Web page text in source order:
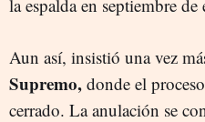
la espalda en septiembre de
Aun así, insistió una vez
Supremo, donde el
cerrado. La anulación se